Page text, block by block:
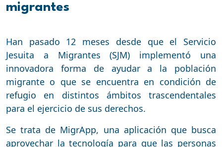
migrantes
Han pasado 12 meses desde que el Servicio
Jesuita a Migrantes (SJM) implementó una
innovadora forma de ayudar a la población
migrante o que se encuentra en condición de
refugio en distintos ámbitos trascendentales
para el ejercicio de sus derechos.
Se trata de MigrApp, una aplicación que busca
aprovechar la tecnología para que las personas